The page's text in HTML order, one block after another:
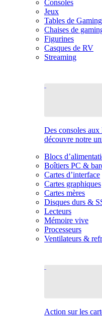
Consoles
Jeux
Tables de Gaming
Chaises de
Figurines
Casques de RV
Streaming
Des consoles
découvre notre
Blocs
Boîtiers PC &
Cartes d’interface
Cartes graphiques
Cartes mères
Disques durs &
Lecteurs
Mémoire vive
Processeurs
Ventilateurs &
Action sur les